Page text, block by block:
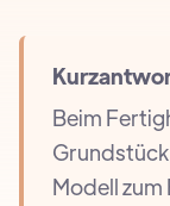
Beim
Modell